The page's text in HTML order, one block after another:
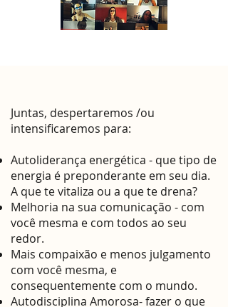
Juntas, despertaremos /ou
intensificaremos para:​
Autoliderança energética - que tipo de
energia é preponderante em seu dia.
A que te vitaliza ou a que te drena?
Melhoria na sua comunicação - com
você mesma e com todos ao seu
redor.
Mais compaixão e menos julgamento
com você mesma, e
consequentemente com o mundo.
Autodisciplina Amorosa- fazer o que